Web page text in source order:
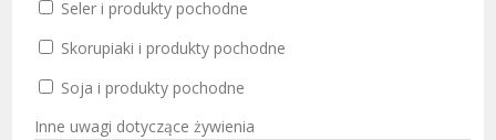
czynności prawnych, jak również
osoba prawna lub jednostka
organizacyjna nieposiadająca
osobowości prawnej, które
spełniają wymagania określone
dyrektywy 95/46/WE, zwanego
dalej Rozporządzeniem, w
osobowych Państwa lub
Państwa dziecka.
Seler i produkty pochodne
Skorupiaki i produkty pochodne
Soja i produkty pochodne
Inne uwagi dotyczące żywienia